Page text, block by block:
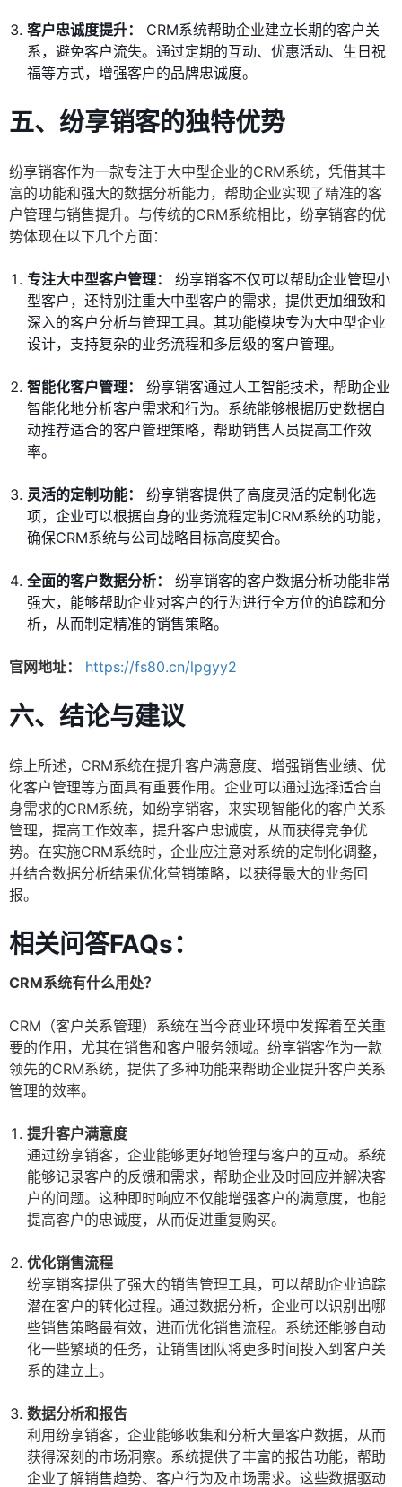
客户忠诚度提升：
CRM系统帮助企业建立长期的客户关
系，避免客户流失。通过定期的互动、优惠活动、生日祝
福等方式，增强客户的品牌忠诚度。
五、纷享销客的独特优势
纷享销客作为一款专注于大中型企业的CRM系统，凭借其丰
富的功能和强大的数据分析能力，帮助企业实现了精准的客
户管理与销售提升。与传统的CRM系统相比，纷享销客的优
势体现在以下几个方面：
专注大中型客户管理：
纷享销客不仅可以帮助企业管理小
型客户，还特别注重大中型客户的需求，提供更加细致和
深入的客户分析与管理工具。其功能模块专为大中型企业
设计，支持复杂的业务流程和多层级的客户管理。
智能化客户管理：
纷享销客通过人工智能技术，帮助企业
智能化地分析客户需求和行为。系统能够根据历史数据自
动推荐适合的客户管理策略，帮助销售人员提高工作效
率。
灵活的定制功能：
纷享销客提供了高度灵活的定制化选
项，企业可以根据自身的业务流程定制CRM系统的功能，
确保CRM系统与公司战略目标高度契合。
全面的客户数据分析：
纷享销客的客户数据分析功能非常
强大，能够帮助企业对客户的行为进行全方位的追踪和分
析，从而制定精准的销售策略。
官网地址： https://fs80.cn/lpgyy2
六、结论与建议
综上所述，CRM系统在提升客户满意度、增强销售业绩、优
化客户管理等方面具有重要作用。企业可以通过选择适合自
身需求的CRM系统，如纷享销客，来实现智能化的客户关系
管理，提高工作效率，提升客户忠诚度，从而获得竞争优
势。在实施CRM系统时，企业应注意对系统的定制化调整，
并结合数据分析结果优化营销策略，以获得最大的业务回
报。
相关问答FAQs：
CRM系统有什么用处？
CRM（客户关系管理）系统在当今商业环境中发挥着至关重
要的作用，尤其在销售和客户服务领域。纷享销客作为一款
领先的CRM系统，提供了多种功能来帮助企业提升客户关系
管理的效率。
提升客户满意度
通过纷享销客，企业能够更好地管理与客户的互动。系统
能够记录客户的反馈和需求，帮助企业及时回应并解决客
户的问题。这种即时响应不仅能增强客户的满意度，也能
提高客户的忠诚度，从而促进重复购买。
优化销售流程
纷享销客提供了强大的销售管理工具，可以帮助企业追踪
潜在客户的转化过程。通过数据分析，企业可以识别出哪
些销售策略最有效，进而优化销售流程。系统还能够自动
化一些繁琐的任务，让销售团队将更多时间投入到客户关
系的建立上。
数据分析和报告
利用纷享销客，企业能够收集和分析大量客户数据，从而
获得深刻的市场洞察。系统提供了丰富的报告功能，帮助
企业了解销售趋势、客户行为及市场需求。这些数据驱动